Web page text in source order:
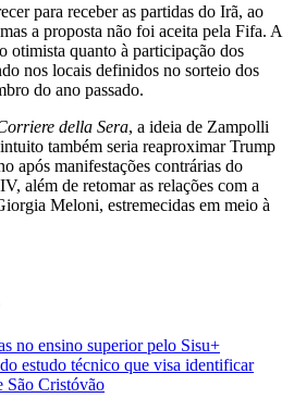
para receber as partidas do Irã, ao
a proposta não foi aceita pela Fifa. A
otimista quanto à participação dos
nos locais definidos no sorteio dos
do ano passado.
della Sera, a ideia de Zampolli
também seria reaproximar Trump
após manifestações contrárias do
além de retomar as relações com a
Meloni, estremecidas em meio à
no ensino superior pelo Sisu+
estudo técnico que visa identificar
São Cristóvão